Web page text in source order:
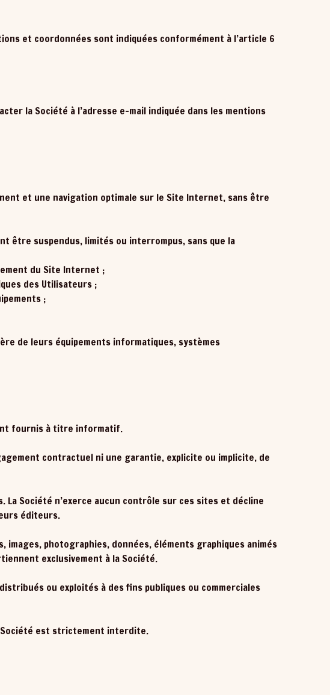
et coordonnées sont indiquées conformément à l’article 6
la Société à l’adresse e-mail indiquée dans les mentions
et une navigation optimale sur le Site Internet, sans être
être suspendus, limités ou interrompus, sans que la
du Site Internet ;
des Utilisateurs ;
;
de leurs équipements informatiques, systèmes
fournis à titre informatif.
contractuel ni une garantie, explicite ou implicite, de
Société n’exerce aucun contrôle sur ces sites et décline
éditeurs.
photographies, données, éléments graphiques animés
exclusivement à la Société.
ou exploités à des fins publiques ou commerciales
Société est strictement interdite.